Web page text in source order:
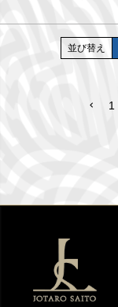
並び替え
1